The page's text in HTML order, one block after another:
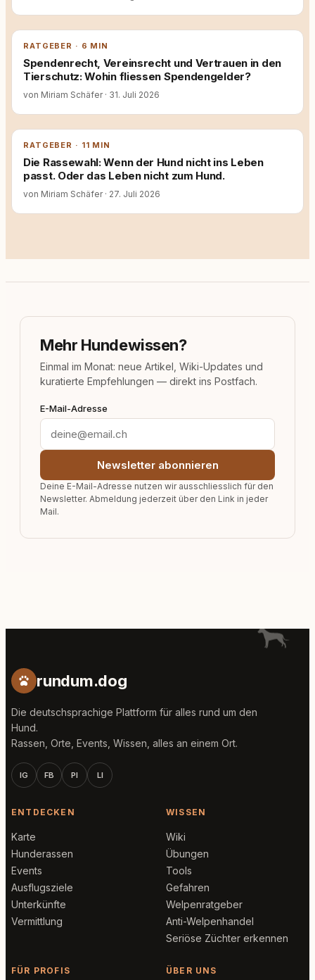
RATGEBER · 6 MIN
Spendenrecht, Vereinsrecht und Vertrauen in den
Tierschutz: Wohin fliessen Spendengelder?
von Miriam Schäfer · 31. Juli 2026
RATGEBER · 11 MIN
Die Rassewahl: Wenn der Hund nicht ins Leben
passt. Oder das Leben nicht zum Hund.
von Miriam Schäfer · 27. Juli 2026
Mehr Hundewissen?
Einmal im Monat: neue Artikel, Wiki-Updates und
kuratierte Empfehlungen — direkt ins Postfach.
E-Mail-Adresse
Newsletter abonnieren
Deine E-Mail-Adresse nutzen wir ausschliesslich für den
Newsletter. Abmeldung jederzeit über den Link in jeder
Mail.
rundum.dog
Die deutschsprachige Plattform für alles rund um den
Hund.
Rassen, Orte, Events, Wissen, alles an einem Ort.
IG FB PI LI
ENTDECKEN
Karte
Hunderassen
Events
Ausflugsziele
Unterkünfte
Vermittlung
WISSEN
Wiki
Übungen
Tools
Gefahren
Welpenratgeber
Anti-Welpenhandel
Seriöse Züchter erkennen
FÜR PROFIS ÜBER UNS